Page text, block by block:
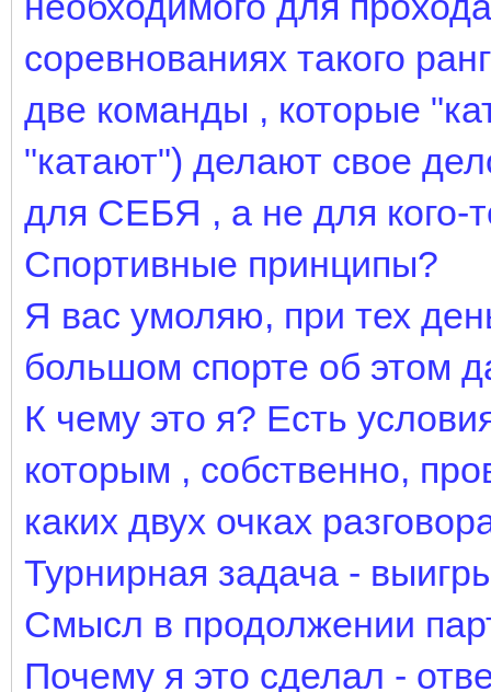
соревнованиях такого
две команды , которые
"катают") делают свое
для СЕБЯ , а не для кого-
Спортивные принципы?
Я вас умоляю, при тех
большом спорте об этом
К чему это я? Есть
которым , собственно,
каких двух очках
Турнирная задача -
Смысл в продолжении
Почему я это сделал -